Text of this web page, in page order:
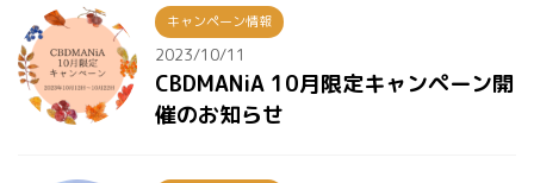
キャンペーン情報
2023/10/11
CBDMANiA 10月限定キャンペーン開
催のお知らせ